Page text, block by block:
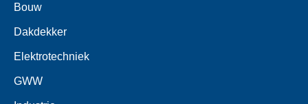
Bouw
Dakdekker
Elektrotechniek
GWW